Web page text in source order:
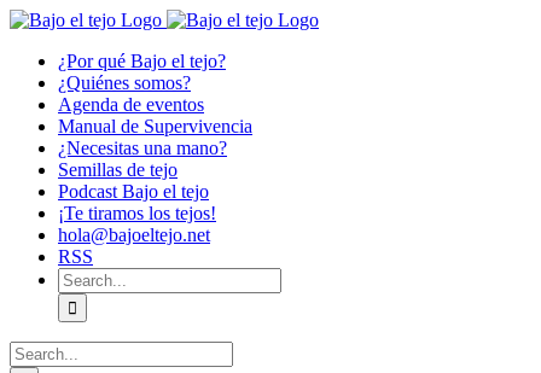
Skip
content¿Por qué Bajo el tejo?
¿Quiénes somos?
Agenda de eventos
Manual de Supervivencia
¿Necesitas una mano?
Semillas de tejo
Podcast Bajo el tejo
¡Te tiramos los tejos!
hola@bajoeltejo.net
RSS
Search
for:
Search